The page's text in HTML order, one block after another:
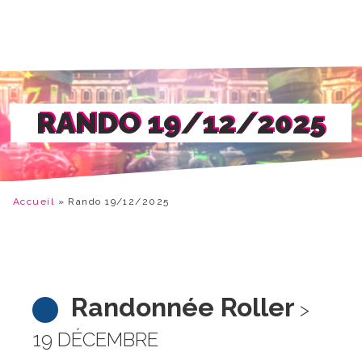
RANDO 19/12/2025
Accueil » Rando 19/12/2025
Randonnée Roller >
19 DÉCEMBRE